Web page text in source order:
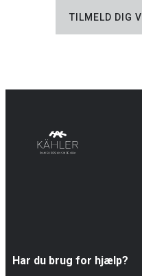
TILMELD DIG
Har du brug for hjælp?